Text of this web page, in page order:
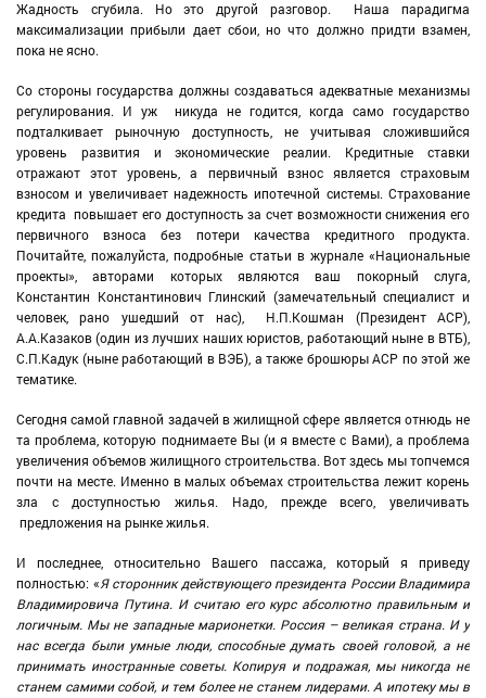
Жадность сгубила. Но это другой разговор. Наша парадигма
максимализации прибыли дает сбои, но что должно придти взамен,
пока не ясно.
Со стороны государства должны создаваться адекватные механизмы
регулирования. И уж никуда не годится, когда само государство
подталкивает рыночную доступность, не учитывая сложившийся
уровень развития и экономические реалии. Кредитные ставки
отражают этот уровень, а первичный взнос является страховым
взносом и увеличивает надежность ипотечной системы. Страхование
кредита повышает его доступность за счет возможности снижения его
первичного взноса без потери качества кредитного продукта.
Почитайте, пожалуйста, подробные статьи в журнале «Национальные
проекты», авторами которых являются ваш покорный слуга,
Константин Константинович Глинский (замечательный специалист и
человек, рано ушедший от нас), Н.П.Кошман (Президент АСР),
А.А.Казаков (один из лучших наших юристов, работающий ныне в ВТБ),
С.П.Кадук (ныне работающий в ВЭБ), а также брошюры АСР по этой же
тематике.
Сегодня самой главной задачей в жилищной сфере является отнюдь не
та проблема, которую поднимаете Вы (и я вместе с Вами), а проблема
увеличения объемов жилищного строительства. Вот здесь мы топчемся
почти на месте. Именно в малых объемах строительства лежит корень
зла с доступностью жилья. Надо, прежде всего, увеличивать
предложения на рынке жилья.
И последнее, относительно Вашего пассажа, который я приведу
полностью: «Я сторонник действующего президента России Владимира
Владимировича Путина. И считаю его курс абсолютно правильным и
логичным. Мы не западные марионетки. Россия – великая страна. И у
нас всегда были умные люди, способные думать своей головой, а не
принимать иностранные советы. Копируя и подражая, мы никогда не
станем самими собой, и тем более не станем лидерами. А ипотеку мы в